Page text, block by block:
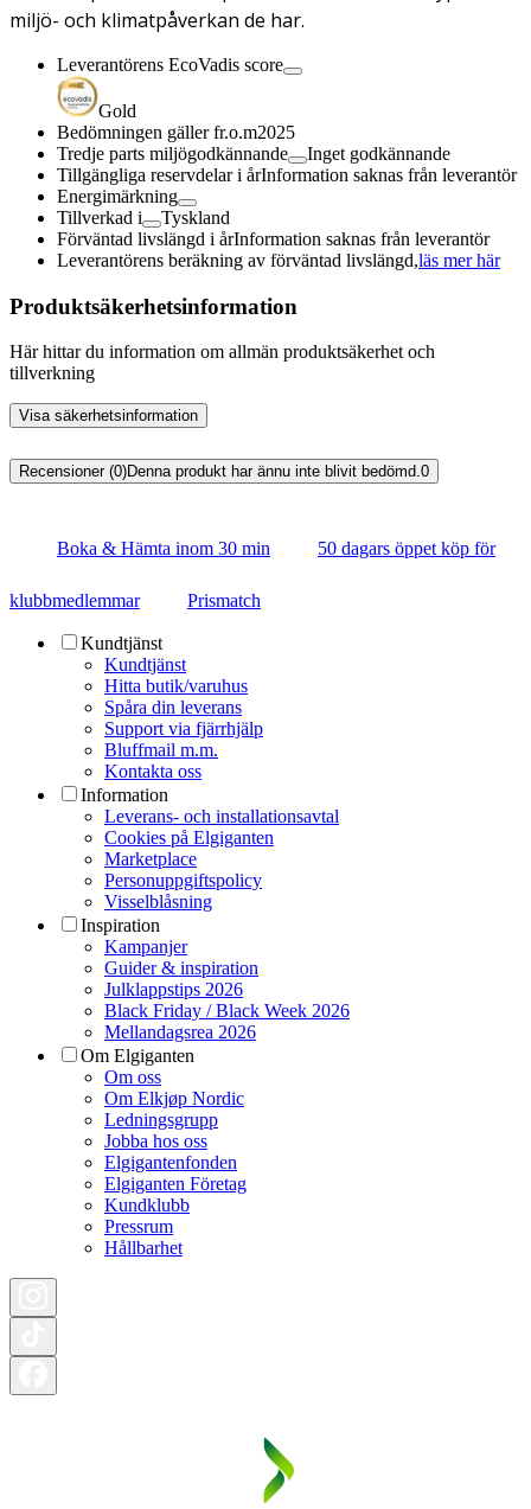
miljö- och klimatpåverkan de har.
Leverantörens EcoVadis score
Gold
Bedömningen gäller fr.o.m2025
Tredje parts miljögodkännande
Inget godkännande
Tillgängliga reservdelar i årInformation saknas från leverantör
Energimärkning
Tillverkad i
Tyskland
Förväntad livslängd i årInformation saknas från leverantör
Leverantörens beräkning av förväntad livslängd,läs mer här
Produktsäkerhetsinformation
Här hittar du information om allmän produktsäkerhet och
tillverkning
Visa säkerhetsinformation
Recensioner (0)Denna produkt har ännu inte blivit bedömd.0
Boka & Hämta inom 30 min 50 dagars öppet köp för
klubbmedlemmar Prismatch
Kundtjänst
Kundtjänst
Hitta butik/varuhus
Spåra din leverans
Support via fjärrhjälp
Bluffmail m.m.
Kontakta oss
Information
Leverans- och installationsavtal
Cookies på Elgiganten
Marketplace
Personuppgiftspolicy
Visselblåsning
Inspiration
Kampanjer
Guider & inspiration
Julklappstips 2026
Black Friday / Black Week 2026
Mellandagsrea 2026
Om Elgiganten
Om oss
Om Elkjøp Nordic
Ledningsgrupp
Jobba hos oss
Elgigantenfonden
Elgiganten Företag
Kundklubb
Pressrum
Hållbarhet